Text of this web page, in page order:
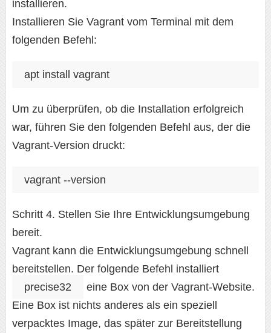
installieren.
Installieren Sie Vagrant vom Terminal mit dem
folgenden Befehl:
apt install vagrant
Um zu überprüfen, ob die Installation erfolgreich
war, führen Sie den folgenden Befehl aus, der die
Vagrant-Version druckt:
vagrant --version
Schritt 4. Stellen Sie Ihre Entwicklungsumgebung
bereit.
Vagrant kann die Entwicklungsumgebung schnell
bereitstellen. Der folgende Befehl installiert
precise32
eine Box von der Vagrant-Website.
Eine Box ist nichts anderes als ein speziell
verpacktes Image, das später zur Bereitstellung